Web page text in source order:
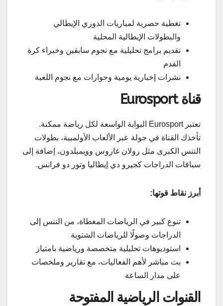
تغطية حصرية لمباريات الدوري الإيطالي
والبطولات الإيطالية المحلية
تقديم برامج تحليلية مع نجوم سابقين وخبراء كرة
القدم
نشرات إخبارية يومية وحوارات مع نجوم اللعبة
قناة Eurosport
تعتبر Eurosport البوابة الواسعة لكل رياضة ممكنة.
تأخذك القناة في جولة عبر الألعاب الأولمبية، بطولات
التنس الكبرى مثل رولان غاروس وويمبلدون، إضافة إلى
سباقات الدراجات كجيرو دي إيطاليا وتور دو فرانس.
أبرز نقاط قوتها:
تنوع كبير في الرياضات المغطاة، من التنس إلى
الدراجات وصولًا للرياضات الشتوية
استوديوهات تحليلية متخصصة ورياضية بامتياز
بث مباشر لأهم الفعاليات، مع تقارير وملخصات
على مدار الساعة
القنوات الرياضية المفتوحة